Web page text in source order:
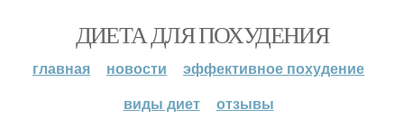
ДИЕТА ДЛЯ ПОХУДЕНИЯ
главная новости
эффективное похудение
виды диет
отзывы